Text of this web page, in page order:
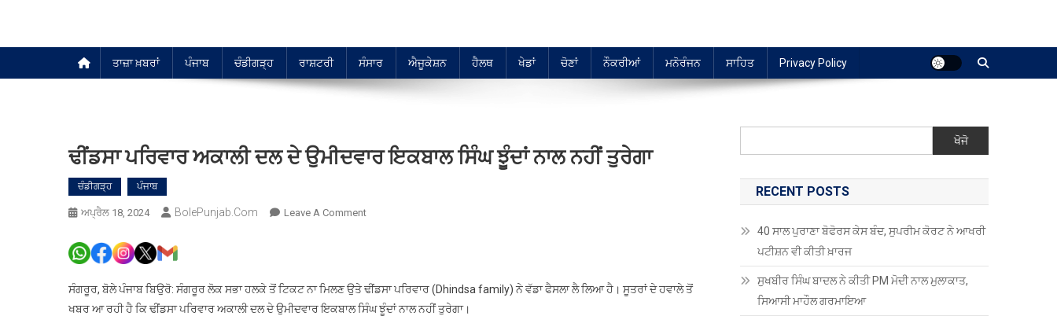
ਤਾਜ਼ਾ ਖ਼ਬਰਾਂ ਪੰਜਾਬ ਚੰਡੀਗੜ੍ਹ ਰਾਸ਼ਟਰੀ ਸੰਸਾਰ ਐਜੂਕੇਸ਼ਨ ਹੈਲਥ ਖੇਡਾਂ ਚੋਣਾਂ ਨੌਕਰੀਆਂ ਮਨੋਰੰਜਨ ਸਾਹਿਤ Privacy Policy
ਢੀਂਡਸਾ ਪਰਿਵਾਰ ਅਕਾਲੀ ਦਲ ਦੇ ਉਮੀਦਵਾਰ ਇਕਬਾਲ ਸਿੰਘ ਝੂੰਦਾਂ ਨਾਲ ਨਹੀਂ ਤੁਰੇਗਾ
ਚੰਡੀਗੜ੍ਹ ਪੰਜਾਬ
ਅਪ੍ਰੈਲ 18, 2024 BolePunjab.com Leave A CommentOn
ਦਲ
ਦੇ
ਸੰਗਰੂਰ, ਬੋਲੇ ਪੰਜਾਬ ਬਿਉਰੋ: ਸੰਗਰੂਰ ਲੋਕ ਸਭਾ ਹਲਕੇ ਤੋਂ ਟਿਕਟ ਨਾ ਮਿਲਣ ਉਤੇ ਢੀਂਡਸਾ ਪਰਿਵਾਰ (Dhindsa family) ਨੇ ਵੱਡਾ ਫੈਸਲਾ ਲੈ ਲਿਆ ਹੈ। ਸੂਤਰਾਂ ਦੇ ਹਵਾਲੇ ਤੋਂ
ਖਬਰ ਆ ਰਹੀ ਹੈ ਕਿ ਢੀਂਡਸਾ ਪਰਿਵਾਰ ਅਕਾਲੀ ਦਲ ਦੇ ਉਮੀਦਵਾਰ ਇਕਬਾਲ ਸਿੰਘ ਝੂੰਦਾਂ ਨਾਲ ਨਹੀਂ ਤੁਰੇਗਾ।
ਖੋਜੋ
RECENT POSTS
40 ਸਾਲ ਪੁਰਾਣਾ ਬੋਫੋਰਸ ਕੇਸ ਬੰਦ, ਸੁਪਰੀਮ ਕੋਰਟ ਨੇ ਆਖਰੀ
ਪਟੀਸ਼ਨ ਵੀ ਕੀਤੀ ਖ਼ਾਰਜ
ਸੁਖਬੀਰ ਸਿੰਘ ਬਾਦਲ ਨੇ ਕੀਤੀ PM ਮੋਦੀ ਨਾਲ ਮੁਲਾਕਾਤ,
ਸਿਆਸੀ ਮਾਹੌਲ ਗਰਮਾਇਆ